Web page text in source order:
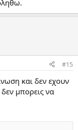
#15
και δεν εχουν
δεν μπορεις να